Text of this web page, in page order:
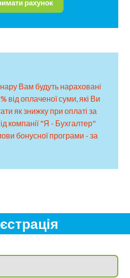
рахунок
Вам будуть нараховані
від оплаченої суми, які Ви
як знижку при оплаті за
компанії "Я - Бухгалтер"
бонусної програми - за